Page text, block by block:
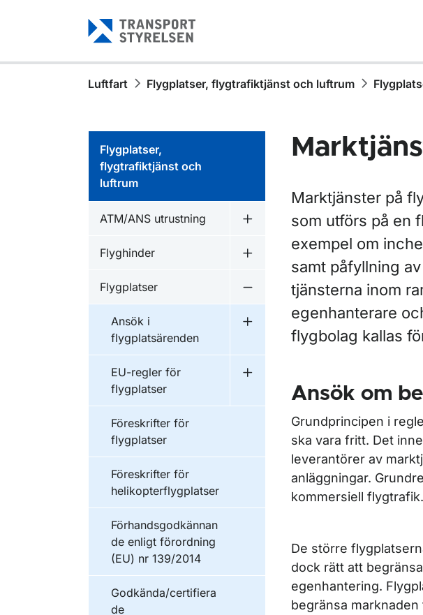
Gå till sidans innehåll
Luftfart Flygplatser, flygtrafiktjänst och luftrum
Flygplatser,
flygtrafiktjänst och
luftrum
ATM/ANS utrustning
Undermeny för ATM/ANS
Flyghinder
Undermeny för Flyghinder
Flygplatser
Undermeny för Flygplatser
Ansök i
flygplatsärenden
Undermeny för Ansök i
EU-regler för
flygplatser
Undermeny för EU-regler för
Föreskrifter för
flygplatser
Föreskrifter för
helikopterflygplatser
Förhandsgodkännan
de enligt förordning
(EU) nr 139/2014
Godkända/certifiera
de
Marktjänster på
som utförs på en
exempel om
samt påfyllning
tjänsterna inom
egenhanterare
flygbolag kallas
Ansök om
Grundprincipen i
ska vara fritt. Det
leverantörer av
anläggningar.
kommersiell flygtrafik.
De större
dock rätt att
egenhantering.
begränsa